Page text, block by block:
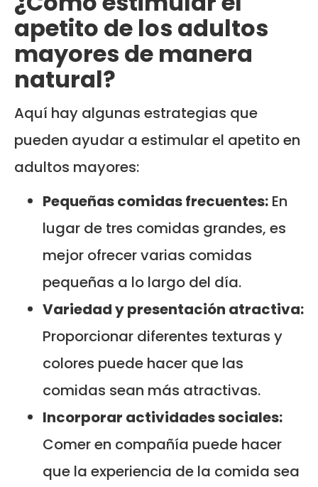
apetito de los adultos
mayores de manera
natural?
Aquí hay algunas estrategias que
pueden ayudar a estimular el apetito en
adultos mayores:
Pequeñas comidas frecuentes: En
lugar de tres comidas grandes, es
mejor ofrecer varias comidas
pequeñas a lo largo del día.
Variedad y presentación atractiva:
Proporcionar diferentes texturas y
colores puede hacer que las
comidas sean más atractivas.
Incorporar actividades sociales:
Comer en compañía puede hacer
que la experiencia de la comida sea